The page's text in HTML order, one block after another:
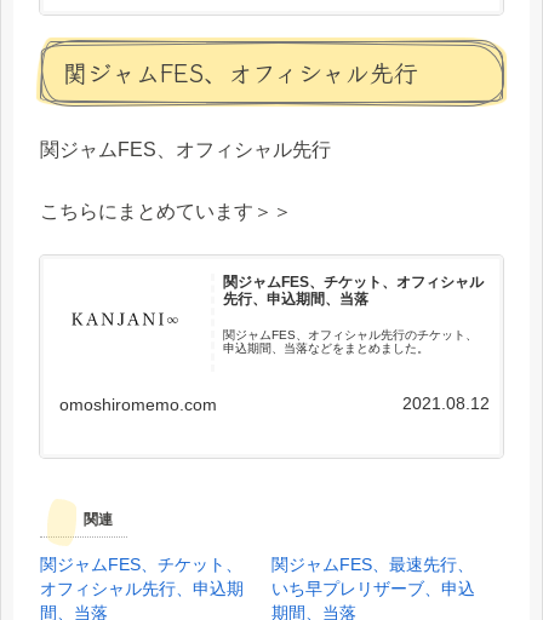
関ジャムFES、オフィシャル先行
関ジャムFES、オフィシャル先行
こちらにまとめています＞＞
関ジャムFES、チケット、オフィシャル
先行、申込期間、当落
関ジャムFES、オフィシャル先行のチケット、
申込期間、当落などをまとめました。
omoshiromemo.com 2021.08.12
関連
関ジャムFES、チケット、
オフィシャル先行、申込期
間、当落
関ジャムFES、最速先行、
いち早プレリザーブ、申込
期間、当落